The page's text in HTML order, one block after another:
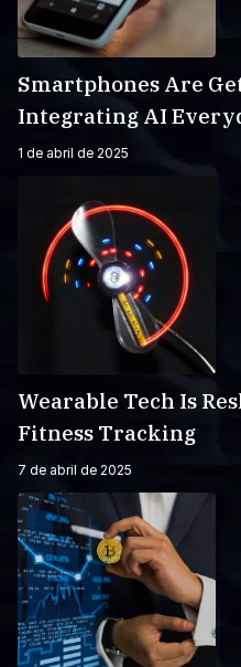
Smartphones Are
Integrating AI
1 de abril de 2025
Wearable Tech Is
Fitness Tracking
7 de abril de 2025